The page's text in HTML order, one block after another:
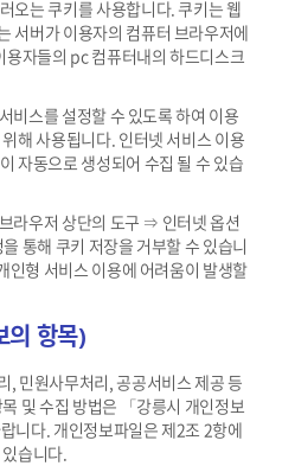
오는 쿠키를 사용합니다. 쿠키는 웹
서버가 이용자의 컴퓨터 브라우저에
용자들의 pc 컴퓨터내의 하드디스크
비스를 설정할 수 있도록 하여 이용
해 사용됩니다. 인터넷 서비스 이용
자동으로 생성되어 수집 될 수 있습
라우저 상단의 도구 ⇒ 인터넷 옵션
통해 쿠키 저장을 거부할 수 있습니
인형 서비스 이용에 어려움이 발생할
의 항목)
, 민원사무처리, 공공서비스 제공 등
및 수집 방법은 「강릉시 개인정보
니다. 개인정보파일은 제2조 2항에
습니다.